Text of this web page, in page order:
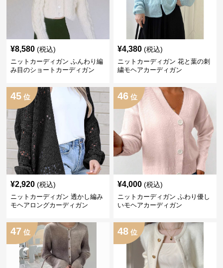
¥8,580 (税込)
ニットカーディガン ふんわり編
み目のショートカーディガン
¥4,380 (税込)
ニットカーディガン 花と葉の刺
繍モヘアカーディガン
45 位
¥2,920 (税込)
ニットカーディガン 透かし編み
モヘアロングカーディガン
46 位
¥4,000 (税込)
ニットカーディガン ふわり優し
いモヘアカーディガン
47 位 48 位